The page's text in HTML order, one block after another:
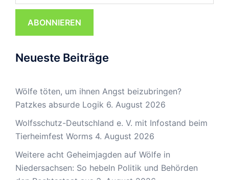
ABONNIEREN
Neueste Beiträge
Wölfe töten, um ihnen Angst beizubringen?
Patzkes absurde Logik 6. August 2026
Wolfsschutz-Deutschland e. V. mit Infostand beim
Tierheimfest Worms 4. August 2026
Weitere acht Geheimjagden auf Wölfe in
Niedersachsen: So hebeln Politik und Behörden